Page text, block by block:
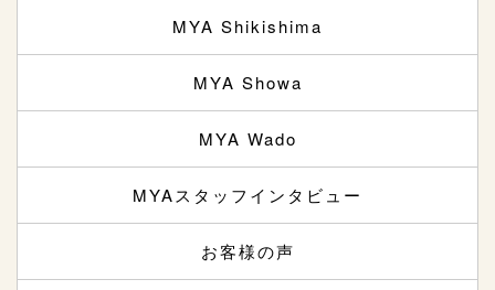
MYA Shikishima
MYA Showa
MYA Wado
MYAスタッフインタビュー
お客様の声